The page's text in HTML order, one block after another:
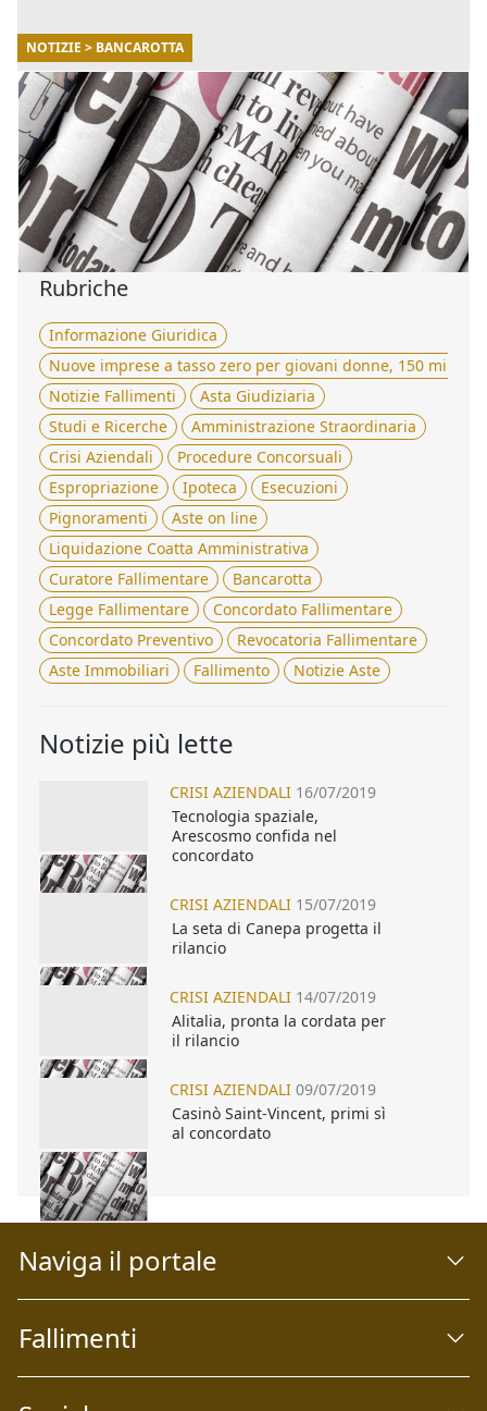
NOTIZIE > BANCAROTTA
06/06/2017
I reati commessi dal fallito: la bancarotta
La bancarotta è uno dei principali reati che può essere
compiuto dal soggetto fallito:leggi la guida alle diverse
fattispecie di reato. [...]
Rubriche
Informazione Giuridica
Nuove imprese a tasso zero per giovani donne, 150
Notizie Fallimenti
Asta Giudiziaria
Studi e Ricerche
Amministrazione Straordinaria
Crisi Aziendali
Procedure Concorsuali
Espropriazione
Ipoteca
Esecuzioni
Pignoramenti
Aste on line
Liquidazione Coatta Amministrativa
Curatore Fallimentare
Bancarotta
Legge Fallimentare
Concordato Fallimentare
Concordato Preventivo
Revocatoria Fallimentare
Aste Immobiliari
Fallimento Notizie Aste
Notizie più lette
CRISI AZIENDALI 16/07/2019
Tecnologia spaziale,
Arescosmo confida nel
concordato
CRISI AZIENDALI 15/07/2019
La seta di Canepa progetta il
rilancio
CRISI AZIENDALI 14/07/2019
Alitalia, pronta la cordata per
il rilancio
CRISI AZIENDALI 09/07/2019
Casinò Saint-Vincent, primi sì
al concordato
Naviga il portale
Fallimenti